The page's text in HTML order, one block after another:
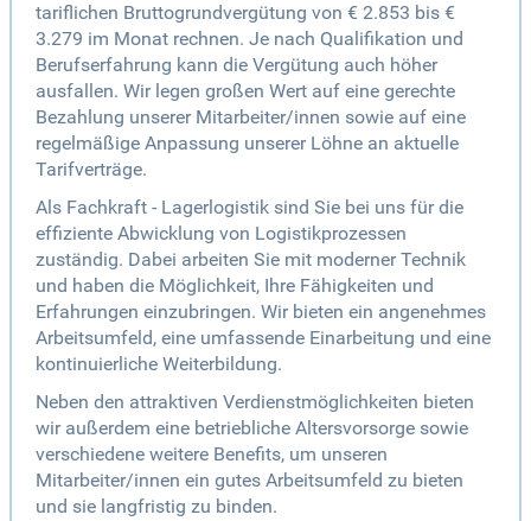
tariflichen Bruttogrundvergütung von € 2.853 bis €
3.279 im Monat rechnen. Je nach Qualifikation und
Berufserfahrung kann die Vergütung auch höher
ausfallen. Wir legen großen Wert auf eine gerechte
Bezahlung unserer Mitarbeiter/innen sowie auf eine
regelmäßige Anpassung unserer Löhne an aktuelle
Tarifverträge.
Als Fachkraft - Lagerlogistik sind Sie bei uns für die
effiziente Abwicklung von Logistikprozessen
zuständig. Dabei arbeiten Sie mit moderner Technik
und haben die Möglichkeit, Ihre Fähigkeiten und
Erfahrungen einzubringen. Wir bieten ein angenehmes
Arbeitsumfeld, eine umfassende Einarbeitung und eine
kontinuierliche Weiterbildung.
Neben den attraktiven Verdienstmöglichkeiten bieten
wir außerdem eine betriebliche Altersvorsorge sowie
verschiedene weitere Benefits, um unseren
Mitarbeiter/innen ein gutes Arbeitsumfeld zu bieten
und sie langfristig zu binden.